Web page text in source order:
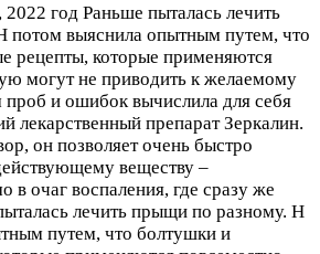
2022 год Раньше пыталась лечить
потом выяснила опытным путем, что
рецепты, которые применяются
могут не приводить к желаемому
проб и ошибок вычислила для себя
лекарственный препарат Зеркалин.
он позволяет очень быстро
веществу –
в очаг воспаления, где сразу же
лечить прыщи по разному. Н
путем, что болтушки и